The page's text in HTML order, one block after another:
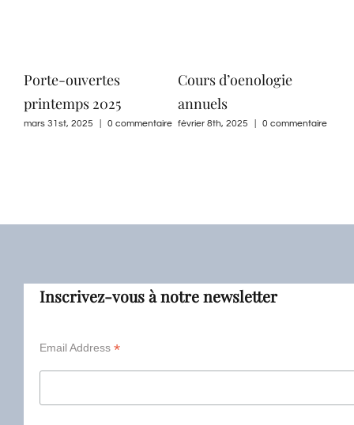
Porte-ouvertes
printemps 2025
mars 31st, 2025 0 commentaire
Cours d’oenologie
annuels
février 8th, 2025 0 commentaire
Inscrivez-vous à notre newsletter
Email Address *